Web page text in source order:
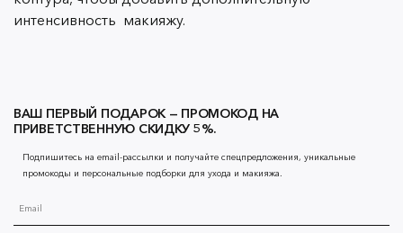
интенсивность макияжу.
ВАШ ПЕРВЫЙ ПОДАРОК — ПРОМОКОД НА
ПРИВЕТСТВЕННУЮ СКИДКУ 5%.
Подпишитесь на email-рассылки и получайте спецпредложения, уникальные
промокоды и персональные подборки для ухода и макияжа.